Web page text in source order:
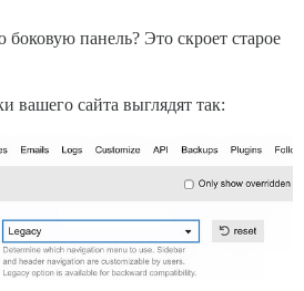
панель? Это скроет старое
вашего сайта выглядят так: